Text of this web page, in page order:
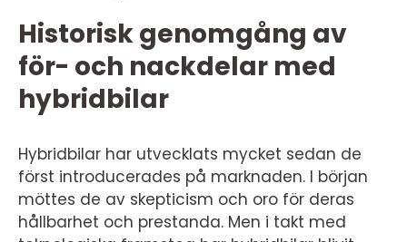
Historisk genomgång av
för- och nackdelar med
hybridbilar
Hybridbilar har utvecklats mycket sedan de
först introducerades på marknaden. I början
möttes de av skepticism och oro för deras
hållbarhet och prestanda. Men i takt med